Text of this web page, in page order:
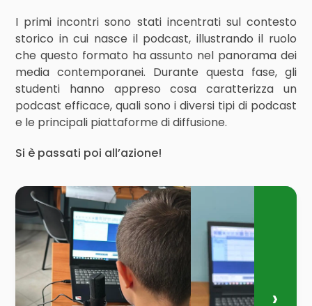
I primi incontri sono stati incentrati sul contesto
storico in cui nasce il podcast, illustrando il ruolo
che questo formato ha assunto nel panorama dei
media contemporanei. Durante questa fase, gli
studenti hanno appreso cosa caratterizza un
podcast efficace, quali sono i diversi tipi di podcast
e le principali piattaforme di diffusione.
Si è passati poi all’azione!